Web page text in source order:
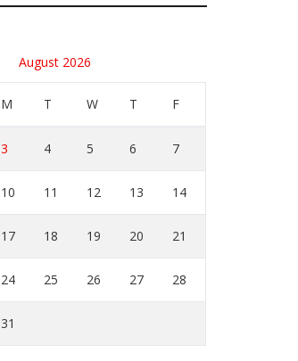
August 2026
M T W T F
3 4 5 6 7
10 11 12 13 14
17 18 19 20 21
24 25 26 27 28
31